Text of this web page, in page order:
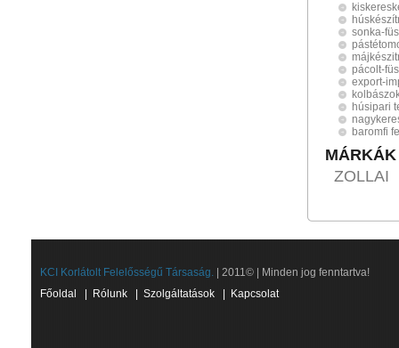
sonka-
pácolt-
export-
húsipari
baromfi
MÁRKÁK
ZOLLAI
KCI Korlátolt Felelősségű Társaság. | 2011© | Minden jog fenntartva!
Főoldal
Rólunk Szolgáltatások Kapcsolat